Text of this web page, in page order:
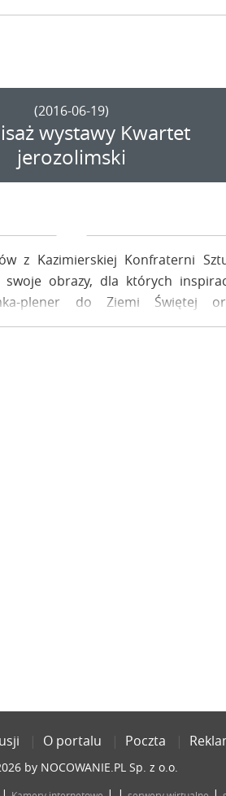
staje sam na sam ze swoim
(2016-06-19)
wystawy Kwartet
jerozolimski
z Kazimierskiej Konfraterni
swoje obrazy, dla których
plener do Ziemi Świętej
Wystawę "Kwartet
O portalu Poczta
by NOCOWANIE.PL Sp. z o.o.